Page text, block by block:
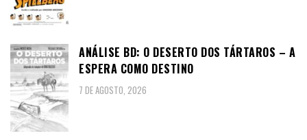
ANÁLISE BD: O DESERTO DOS TÁRTAROS – A
ESPERA COMO DESTINO
7 DE AGOSTO, 2026